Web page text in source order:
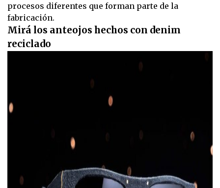
procesos diferentes que forman parte de la
fabricación.
Mirá los anteojos hechos con denim
reciclado